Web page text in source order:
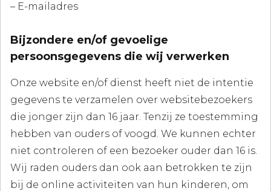
– E-mailadres
Bijzondere en/of gevoelige
persoonsgegevens die wij verwerken
Onze website en/of dienst heeft niet de intentie
gegevens te verzamelen over websitebezoekers
die jonger zijn dan 16 jaar. Tenzij ze toestemming
hebben van ouders of voogd. We kunnen echter
niet controleren of een bezoeker ouder dan 16 is.
Wij raden ouders dan ook aan betrokken te zijn
bij de online activiteiten van hun kinderen, om